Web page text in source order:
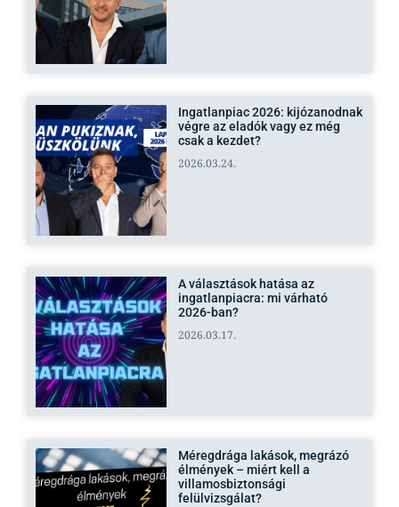
Ingatlanpiac 2026: kijózanodnak
végre az eladók vagy ez még
csak a kezdet?
2026.03.24.
A választások hatása az
ingatlanpiacra: mi várható
2026-ban?
2026.03.17.
Méregdrága lakások, megrázó
élmények – miért kell a
villamosbiztonsági
felülvizsgálat?